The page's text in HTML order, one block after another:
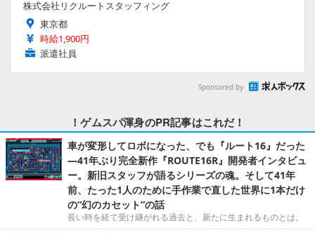
株式会社リクルートスタッフィング
東京都
時給1,900円
派遣社員
Sponsored by
！ゲムスパ渾身のPR記事はこれだ！
車が変形してロボになった、でも『ルート16』だった
―41年ぶり完全新作『ROUTE16R』開発者インタビュ
ー。新旧スタッフが語るシリーズの魂。そして41年
前、たった1人のために手作業で直した世界に1本だけ
の“幻のカセット”の話
長い時を経て受け継がれる過去と、新たに生まれるものとは。